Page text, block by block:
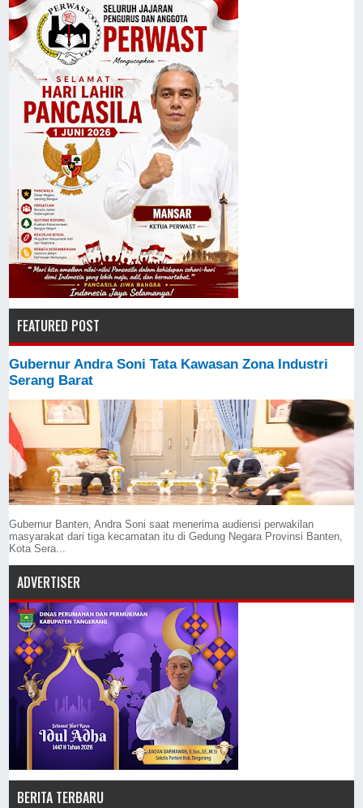
FEATURED POST
Gubernur Andra Soni Tata Kawasan Zona Industri
Serang Barat
Gubernur Banten, Andra Soni saat menerima audiensi perwakilan
masyarakat dari tiga kecamatan itu di Gedung Negara Provinsi Banten,
Kota Sera...
ADVERTISER
BERITA TERBARU